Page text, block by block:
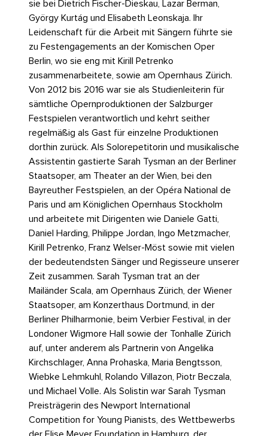
sie bei Dietrich Fischer-Dieskau, Lazar Berman,
György Kurtág und Elisabeth Leonskaja. Ihr
Leidenschaft für die Arbeit mit Sängern führte sie
zu Festengagements an der Komischen Oper
Berlin, wo sie eng mit Kirill Petrenko
zusammenarbeitete, sowie am Opernhaus Zürich.
Von 2012 bis 2016 war sie als Studienleiterin für
sämtliche Opernproduktionen der Salzburger
Festspielen verantwortlich und kehrt seither
regelmäßig als Gast für einzelne Produktionen
dorthin zurück. Als Solorepetitorin und musikalische
Assistentin gastierte Sarah Tysman an der Berliner
Staatsoper, am Theater an der Wien, bei den
Bayreuther Festspielen, an der Opéra National de
Paris und am Königlichen Opernhaus Stockholm
und arbeitete mit Dirigenten wie Daniele Gatti,
Daniel Harding, Philippe Jordan, Ingo Metzmacher,
Kirill Petrenko, Franz Welser-Möst sowie mit vielen
der bedeutendsten Sänger und Regisseure unserer
Zeit zusammen. Sarah Tysman trat an der
Mailänder Scala, am Opernhaus Zürich, der Wiener
Staatsoper, am Konzerthaus Dortmund, in der
Berliner Philharmonie, beim Verbier Festival, in der
Londoner Wigmore Hall sowie der Tonhalle Zürich
auf, unter anderem als Partnerin von Angelika
Kirchschlager, Anna Prohaska, Maria Bengtsson,
Wiebke Lehmkuhl, Rolando Villazon, Piotr Beczala,
und Michael Volle. Als Solistin war Sarah Tysman
Preisträgerin des Newport International
Competition for Young Pianists, des Wettbewerbs